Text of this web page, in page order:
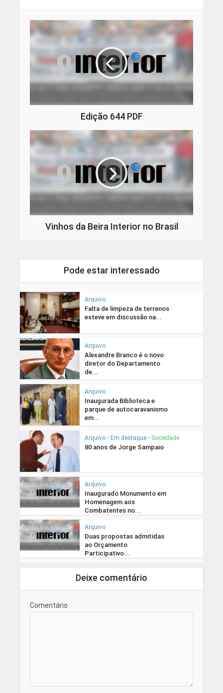
Edição 644 PDF
Vinhos da Beira Interior no Brasil
Pode estar interessado
Arquivo
Falta de limpeza de terrenos
esteve em discussão na...
Arquivo
Alexandre Branco é o novo
diretor do Departamento
de...
Arquivo
Inaugurada Biblioteca e
parque de autocaravanismo
em...
Arquivo • Em destaque • Sociedade
80 anos de Jorge Sampaio
Arquivo
Inaugurado Monumento em
Homenagem aos
Combatentes no...
Arquivo
Duas propostas admitidas
ao Orçamento
Participativo...
Deixe comentário
Comentário